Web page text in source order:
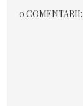
0 COMENTARII: